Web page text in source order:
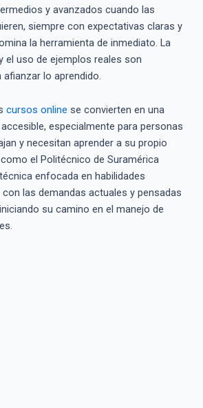
y avanzados cuando las
siempre con expectativas claras y
la herramienta de inmediato. La
el uso de ejemplos reales son
lo aprendido.
cursos online se convierten en una
especialmente para personas
y necesitan aprender a su propio
el Politécnico de Suramérica
enfocada en habilidades
las demandas actuales y pensadas
su camino en el manejo de